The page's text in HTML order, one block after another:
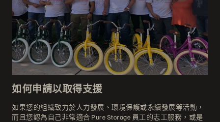
如何申請以取得支援
如果您的組織致力於人力發展、環境保護或永續發展等活動，
而且您認為自己非常適合 Pure Storage 員工的志工服務，或是